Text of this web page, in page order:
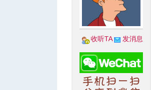
收听TA 发消息